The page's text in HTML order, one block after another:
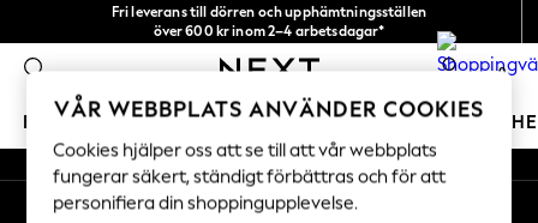
Fri leverans till dörren och upphämtningsställen
över 600 kr inom 2–4 arbetsdagar*
0
FLICKOR POJKAR BABY DAMER HERRAR
GIRLS
New In
An error occurred on client
Våra sociala nätverk
Mitt konto
VÅR WEBBPLATS ANVÄNDER COOKIES
Cookies hjälper oss att se till att vår webbplats
fungerar säkert, ständigt förbättras och för att
personifiera din shoppingupplevelse.